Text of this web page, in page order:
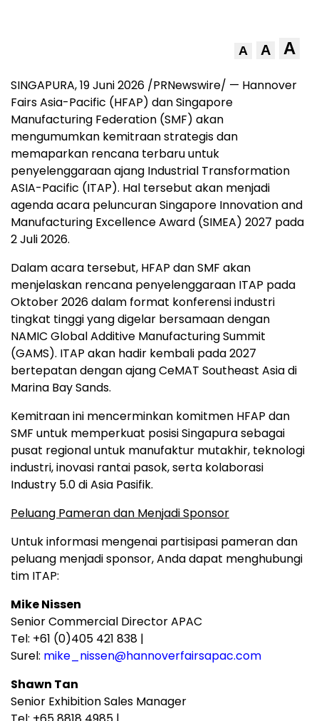
A A A
SINGAPURA, 19 Juni 2026 /PRNewswire/ — Hannover
Fairs Asia-Pacific (HFAP) dan Singapore
Manufacturing Federation (SMF) akan
mengumumkan kemitraan strategis dan
memaparkan rencana terbaru untuk
penyelenggaraan ajang Industrial Transformation
ASIA-Pacific (ITAP). Hal tersebut akan menjadi
agenda acara peluncuran Singapore Innovation and
Manufacturing Excellence Award (SIMEA) 2027 pada
2 Juli 2026.
Dalam acara tersebut, HFAP dan SMF akan
menjelaskan rencana penyelenggaraan ITAP pada
Oktober 2026 dalam format konferensi industri
tingkat tinggi yang digelar bersamaan dengan
NAMIC Global Additive Manufacturing Summit
(GAMS). ITAP akan hadir kembali pada 2027
bertepatan dengan ajang CeMAT Southeast Asia di
Marina Bay Sands.
Kemitraan ini mencerminkan komitmen HFAP dan
SMF untuk memperkuat posisi Singapura sebagai
pusat regional untuk manufaktur mutakhir, teknologi
industri, inovasi rantai pasok, serta kolaborasi
Industry 5.0 di Asia Pasifik.
Peluang Pameran dan Menjadi Sponsor
Untuk informasi mengenai partisipasi pameran dan
peluang menjadi sponsor, Anda dapat menghubungi
tim ITAP:
Mike Nissen
Senior Commercial Director APAC
Tel: +61 (0)405 421 838 |
Surel: mike_nissen@hannoverfairsapac.com
Shawn Tan
Senior Exhibition Sales Manager